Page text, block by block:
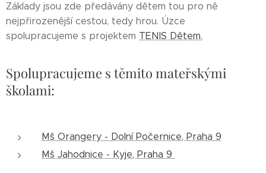
Základy jsou zde předávány dětem tou pro ně
nejpřirozenější cestou, tedy hrou. Úzce
spolupracujeme s projektem TENIS Dětem.
Spolupracujeme s těmito mateřskými
školami:
Mš Orangery - Dolní Počernice, Praha 9
Mš Jahodnice - Kyje, Praha 9